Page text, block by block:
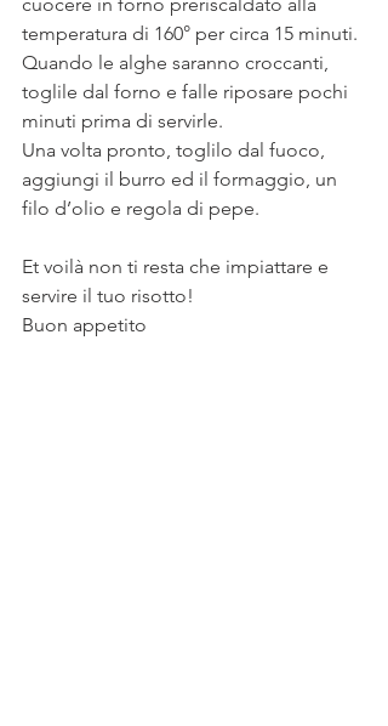
temperatura di 160° per circa 15 minuti.
Quando le alghe saranno croccanti,
toglile dal forno e falle riposare pochi
minuti prima di servirle.
Una volta pronto, toglilo dal fuoco,
aggiungi il burro ed il formaggio, un
filo d’olio e regola di pepe.
Et voilà non ti resta che impiattare e
servire il tuo risotto!
Buon appetito